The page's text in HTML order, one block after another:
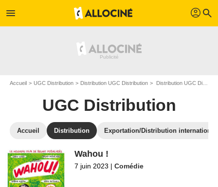
menu profil search
Accueil UGC Distribution Distribution UGC Distribution Distribution UGC Distribution - Page 7
UGC Distribution
Accueil Distribution Exportation/Distribution
Wahou !
7 juin 2023 | Comédie